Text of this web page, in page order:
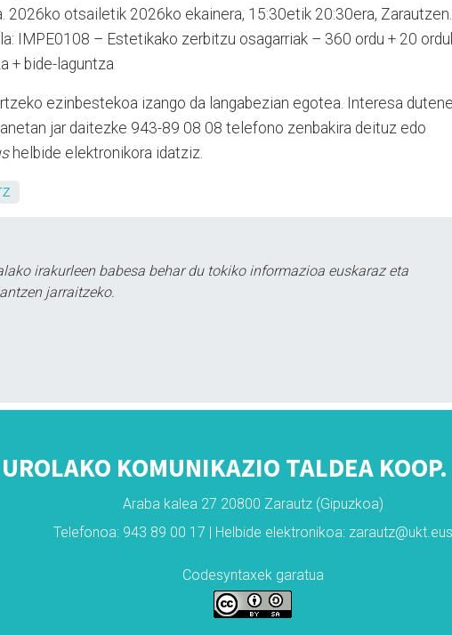
2026ko otsailetik 2026ko ekainera, 15:30etik 20:30era, Zarautzen.
IMPE0108 – Estetikako zerbitzu osagarriak – 360 ordu + 20
+ bide-laguntza
ezinbestekoa izango da langabezian egotea. Interesa
jar daitezke 943-89 08 08 telefono zenbakira deituz edo
helbide elektronikora idatziz.
irakurleen babesa behar du tokiko informazioa euskaraz eta
jarraitzeko.
UROLAKO KOMUNIKAZIO TALDEA
Araba kalea 27 20800 Zarautz (Gipuzkoa)
Telefonoa: 943 89 00 17 | Helbide elektronikoa: zarautz@ukt.eus
Codesyntaxek garatua